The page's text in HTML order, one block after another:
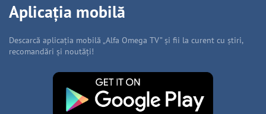
Aplicația mobilă
Descarcă aplicația mobilă „Alfa Omega TV” și fii la curent cu știri,
recomandări și noutăți!